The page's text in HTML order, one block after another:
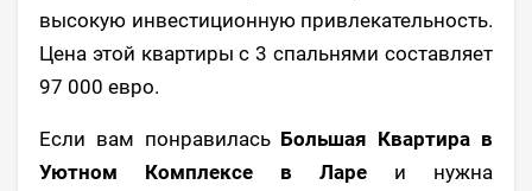
высокую инвестиционную привлекательность.
Цена этой квартиры с 3 спальнями составляет
97 000 евро.
Если вам понравилась Большая Квартира в
Уютном Комплексе в Лареи нужна